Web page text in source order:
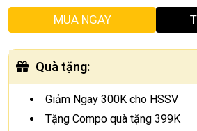
MUA NGAY
Quà tặng:
Giảm Ngay 300K cho HSSV
Tặng Compo quà tặng 399K